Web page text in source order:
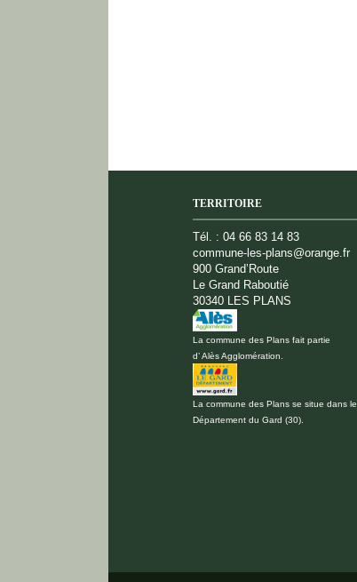
TERRITOIRE
Tél. : 04 66 83 14 83
commune-les-plans@orange.fr
900 Grand’Route
Le Grand Raboutié
30340 LES PLANS
La commune des Plans fait partie
d’ Alès Agglomération.
La commune des Plans se situe dans le
Département du Gard (30).